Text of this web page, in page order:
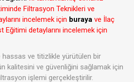
Filtrasyon Teknikleri ve
incelemek için buraya ve İlaç
detaylarını incelemek için
ve titizlikle yürütülen bir
kalitesini ve güvenliğini sağlamak için
işlemi gerçekleştirilir.